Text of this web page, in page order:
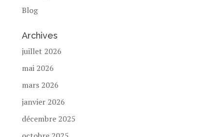
Blog
Archives
juillet 2026
mai 2026
mars 2026
janvier 2026
décembre 2025